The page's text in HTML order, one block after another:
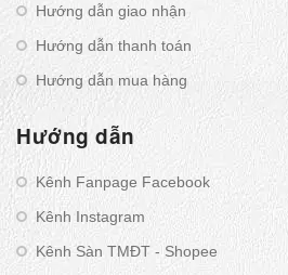
Hướng dẫn giao nhận
Hướng dẫn thanh toán
Hướng dẫn mua hàng
Hướng dẫn
Kênh Fanpage Facebook
Kênh Instagram
Kênh Sàn TMĐT - Shopee